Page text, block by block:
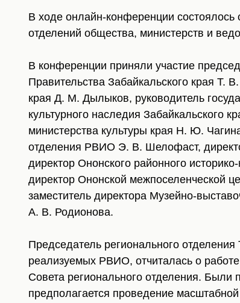
В ходе онлайн-конференции
отделений общества, министерств и
В конференции приняли участие
Правительства Забайкальского края Т.
края Д. М. Дылыков, руководитель
культурного наследия Забайкальского
министерства культуры края Н. Ю.
отделения РВИО Э. В. Шелофаст,
директор Ононского районного
директор Ононской межпоселенческой
заместитель директора Музейно-
А. В. Родионова.
Председатель регионального
реализуемых РВИО, отчиталась о
Совета регионального отделения. Были
предполагается проведение